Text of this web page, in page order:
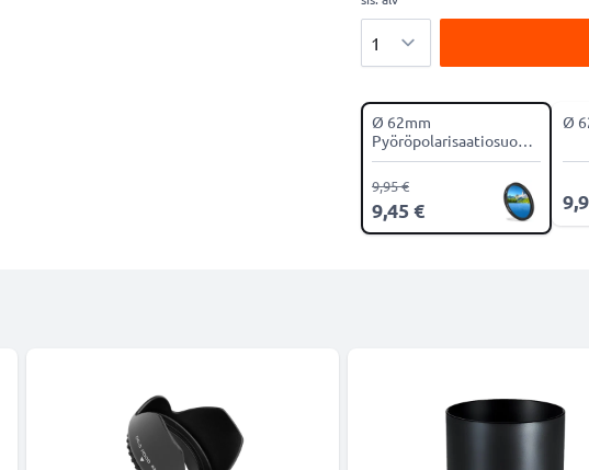
Ø 62mm
Pyöröpolarisaatiosuodin
CPL-suodin
9,45 €
9,95 €
Ø